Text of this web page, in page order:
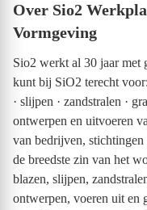
Over Sio2
Vormgeving
Sio2 werkt al 30 jaar met
kunt bij SiO2 terecht
· slijpen · zandstralen ·
ontwerpen en uitvoeren
van bedrijven,
de breedste zin van het
blazen, slijpen,
ontwerpen, voeren uit en